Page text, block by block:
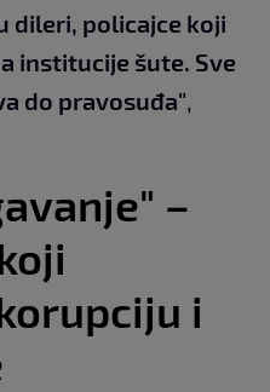
dileri, policajce koji
institucije šute. Sve
do pravosuđa",
–
i